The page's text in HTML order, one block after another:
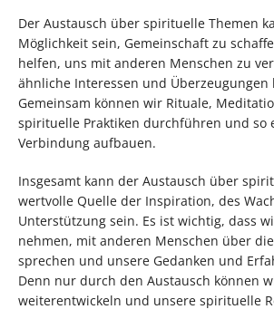
Der Austausch über spirituelle Themen
Möglichkeit sein, Gemeinschaft zu
helfen, uns mit anderen Menschen zu
ähnliche Interessen und Überzeugungen
Gemeinsam können wir Rituale,
spirituelle Praktiken durchführen und so
Verbindung aufbauen.
Insgesamt kann der Austausch über
wertvolle Quelle der Inspiration, des
Unterstützung sein. Es ist wichtig, dass
nehmen, mit anderen Menschen über
sprechen und unsere Gedanken und
Denn nur durch den Austausch können
weiterentwickeln und unsere spirituelle